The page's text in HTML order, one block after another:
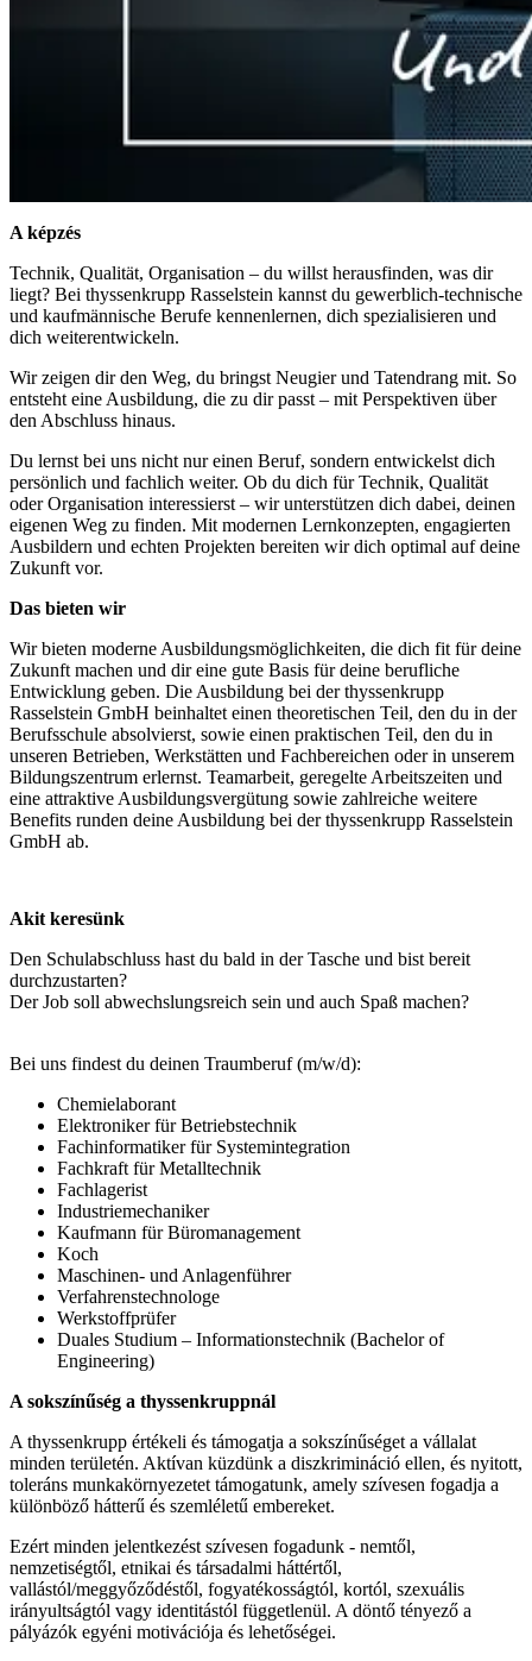
A képzés
Technik, Qualität, Organisation – du willst herausfinden, was dir
liegt? Bei thyssenkrupp Rasselstein kannst du gewerblich-technische
und kaufmännische Berufe kennenlernen, dich spezialisieren und
dich weiterentwickeln.
Wir zeigen dir den Weg, du bringst Neugier und Tatendrang mit. So
entsteht eine Ausbildung, die zu dir passt – mit Perspektiven über
den Abschluss hinaus.
Du lernst bei uns nicht nur einen Beruf, sondern entwickelst dich
persönlich und fachlich weiter. Ob du dich für Technik, Qualität
oder Organisation interessierst – wir unterstützen dich dabei, deinen
eigenen Weg zu finden. Mit modernen Lernkonzepten, engagierten
Ausbildern und echten Projekten bereiten wir dich optimal auf deine
Zukunft vor.
Das bieten wir
Wir bieten moderne Ausbildungsmöglichkeiten, die dich fit für deine
Zukunft machen und dir eine gute Basis für deine berufliche
Entwicklung geben. Die Ausbildung bei der thyssenkrupp
Rasselstein GmbH beinhaltet einen theoretischen Teil, den du in der
Berufsschule absolvierst, sowie einen praktischen Teil, den du in
unseren Betrieben, Werkstätten und Fachbereichen oder in unserem
Bildungszentrum erlernst. Teamarbeit, geregelte Arbeitszeiten und
eine attraktive Ausbildungsvergütung sowie zahlreiche weitere
Benefits runden deine Ausbildung bei der thyssenkrupp Rasselstein
GmbH ab.
Akit keresünk
Den Schulabschluss hast du bald in der Tasche und bist bereit
durchzustarten?
Der Job soll abwechslungsreich sein und auch Spaß machen?
Bei uns findest du deinen Traumberuf (m/w/d):
Chemielaborant
Elektroniker für Betriebstechnik
Fachinformatiker für Systemintegration
Fachkraft für Metalltechnik
Fachlagerist
Industriemechaniker
Kaufmann für Büromanagement
Koch
Maschinen- und Anlagenführer
Verfahrenstechnologe
Werkstoffprüfer
Duales Studium – Informationstechnik (Bachelor of
Engineering)
A sokszínűség a thyssenkruppnál
A thyssenkrupp értékeli és támogatja a sokszínűséget a vállalat
minden területén. Aktívan küzdünk a diszkrimináció ellen, és nyitott,
toleráns munkakörnyezetet támogatunk, amely szívesen fogadja a
különböző hátterű és szemléletű embereket.
Ezért minden jelentkezést szívesen fogadunk - nemtől,
nemzetiségtől, etnikai és társadalmi háttértől,
vallástól/meggyőződéstől, fogyatékosságtól, kortól, szexuális
irányultságtól vagy identitástól függetlenül. A döntő tényező a
pályázók egyéni motivációja és lehetőségei.